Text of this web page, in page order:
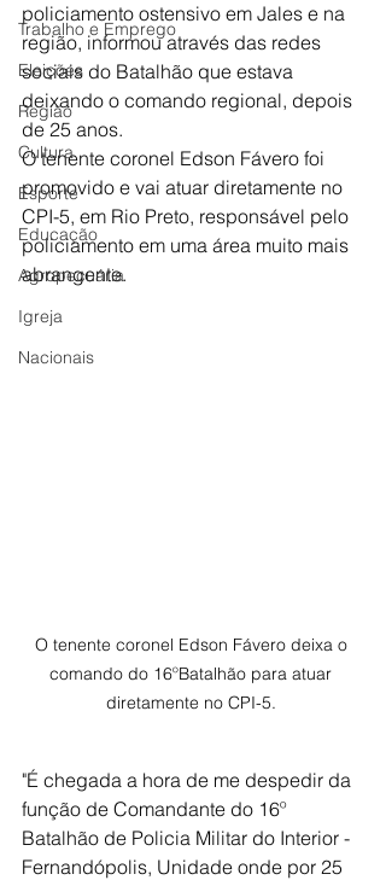
Trabalho e Emprego
Eleições
Região
Cultura
Esporte
Educação
Agropecuária
Igreja
Nacionais
policiamento ostensivo em Jales e na
região, informou através das redes
sociais do Batalhão que estava
deixando o comando regional, depois
de 25 anos.
O tenente coronel Edson Fávero foi
promovido e vai atuar diretamente no
CPI-5, em Rio Preto, responsável pelo
policiamento em uma área muito mais
abrangente.
O tenente coronel Edson Fávero deixa o
comando do 16ºBatalhão para atuar
diretamente no CPI-5.
"É chegada a hora de me despedir da
função de Comandante do 16º
Batalhão de Policia Militar do Interior -
Fernandópolis, Unidade onde por 25